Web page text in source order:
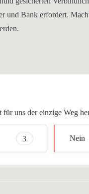
und Bank erfordert.
uns der einzige Weg
3 Nein